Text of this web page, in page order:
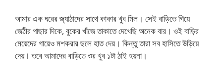
আমার এক ঘরের জ্যাঠাদের সাথে কাকার খুব মিল। সেই বাড়িতে গিয়ে
জেঠীর পাছার দিকে, বুকের খাঁজে তাকাতে দেখেছি অনেক বার। ওই বাড়ির
মেয়েদের গায়েও মশকরার ছলে হাত দেয়। কিন্তু তারা সব হাসিতে উড়িয়ে
দেয়। তবে আমাদের বাড়িতে ওর খুব ১টা ঠাই হয়না।